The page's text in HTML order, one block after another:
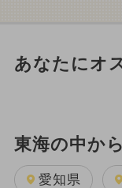
あなたにオ
東海の中か
愛知県